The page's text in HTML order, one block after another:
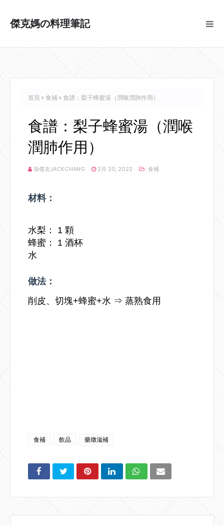
傑克媽の料理筆記
首頁 食補 食譜：梨子蜂蜜湯（潤喉潤肺作用）
食譜：梨子蜂蜜湯（潤喉
潤肺作用）
張傑克JACKCHANG 2月 20, 2022 食補
材料：
水梨： 1 顆
蜂蜜： 1 酒杯
水
做法：
削皮、切塊+蜂蜜+水 ⇒ 蒸熟食用
食補 飲品 藥燉滋補